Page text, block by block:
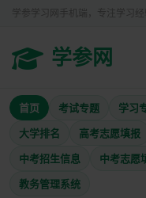
学参网
首页 考试专题 学习
大学排名 高考志愿填报
中考招生信息 中考志愿
教务管理系统